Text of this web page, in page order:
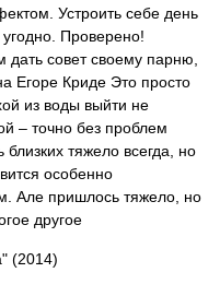
Устроить себе день
Проверено!
совет своему парню,
Егоре Криде Это просто
из воды выйти не
– точно без проблем
тяжело всегда, но
особенно
Але пришлось тяжело, но
другое
(2014)